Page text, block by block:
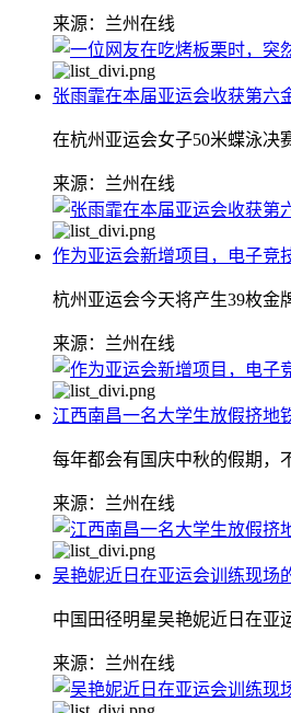
来源：兰州在线
张雨霏在本届亚运会收获第六
在杭州亚运会女子50米蝶泳决
来源：兰州在线
作为亚运会新增项目，电子竞
杭州亚运会今天将产生39枚金
来源：兰州在线
江西南昌一名大学生放假挤地
每年都会有国庆中秋的假期，
来源：兰州在线
吴艳妮近日在亚运会训练现场
中国田径明星吴艳妮近日在亚
来源：兰州在线